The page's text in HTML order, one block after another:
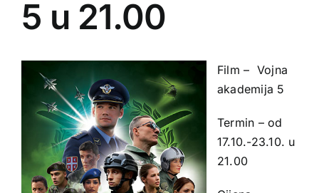
5 u 21.00
Film – Vojna
akademija 5
Termin – od
17.10.-23.10. u
21.00